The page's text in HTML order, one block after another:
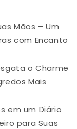
Mãos – Um
com Encanto
o Charme
Mais
em um Diário
para Suas